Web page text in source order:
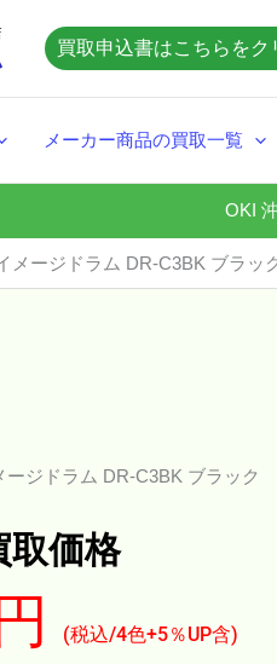
買取申込書はこちらをク
メーカー商品の買取一覧
OKI
メージドラム DR-C3BK ブラッ
取価格
(税込/4色+5％UP含)